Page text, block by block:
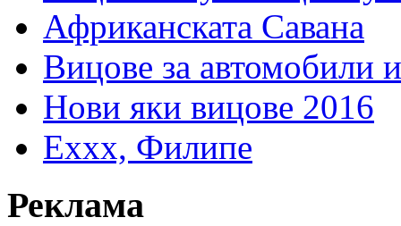
Африканската Савана
Вицове за автомобили
Нови яки вицове 2016
Еххх, Филипе
Реклама